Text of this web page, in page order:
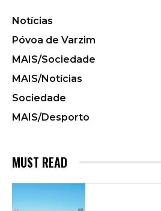
Notícias
Póvoa de Varzim
MAIS/Sociedade
MAIS/Notícias
Sociedade
MAIS/Desporto
MUST READ